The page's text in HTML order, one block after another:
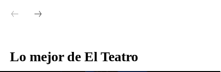
Lo mejor de El Teatro